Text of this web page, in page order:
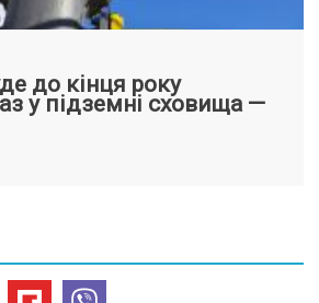
до кінця року
у підземні сховища —